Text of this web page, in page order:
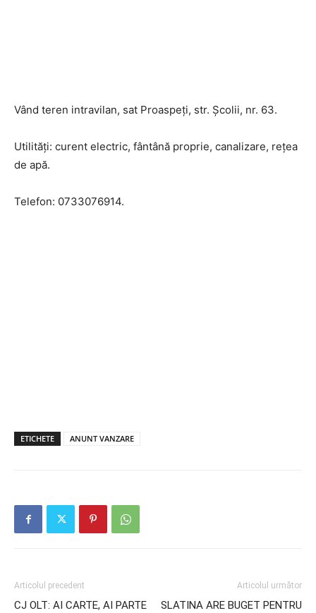
Vând teren intravilan, sat Proaspeți, str. Școlii, nr. 63.
Utilități: curent electric, fântână proprie, canalizare, rețea
de apă.
Telefon: 0733076914.
ETICHETE ANUNT VANZARE
Articolul precedent
CJ OLT: AI CARTE, AI PARTE
Articolul următor
SLATINA ARE BUGET PENTRU